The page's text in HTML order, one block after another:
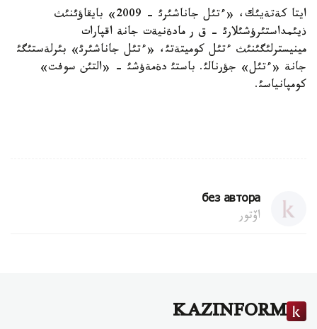
ايتا كةتةيئك، «ءتئل جاناشئرئ - 2009» بايقاؤئنئث
ذيئمداستئرؤشئلارئ - ق ر مادةنيةت جانة اقپارات
مينيسترلئگئنئث ءتئل كوميتةتئ، «ءتئل جاناشئرئ» بئرلةستئگئ
جانة «ءتئل» جؤرنالئ. باستئ دةمةؤشئ - «التئن سوفت»
كومپانياسئ.
без автора
اۆتور
KAZINFORM